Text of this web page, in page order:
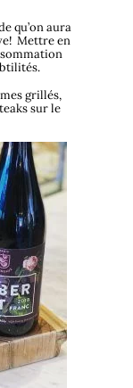
qu’on aura
Mettre en
grillés,
sur le